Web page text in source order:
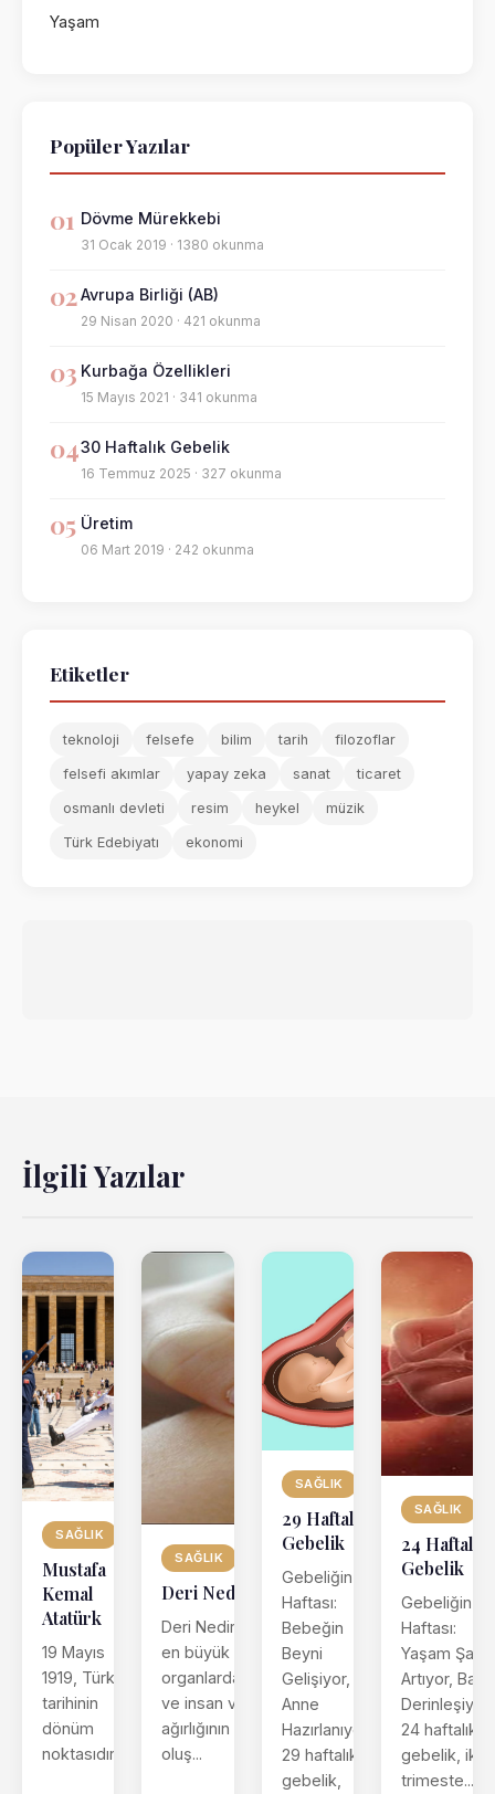
Yaşam
Popüler Yazılar
01 Dövme Mürekkebi
31 Ocak 2019 · 1380 okunma
02Avrupa Birliği (AB)
29 Nisan 2020 · 421 okunma
03 Kurbağa Özellikleri
15 Mayıs 2021 · 341 okunma
0430 Haftalık Gebelik
16 Temmuz 2025 · 327 okunma
05 Üretim
06 Mart 2019 · 242 okunma
Etiketler
teknoloji felsefe bilim tarih filozoflar
felsefi akımlar yapay zeka sanat ticaret
osmanlı devleti resim heykel müzik
Türk Edebiyatı ekonomi
İlgili Yazılar
SAĞLIK
Mustafa
Kemal
Atatürk
19 Mayıs
1919, Türk
tarihinin
dönüm
noktasıdır.
SAĞLIK
Deri Nedir?
Deri Nedir? Deri,
en büyük
organlardan biridir
ve insan vücut
ağırlığının %16’sını
oluş...
SAĞLIK
29 Haftalık
Gebelik
Gebeliğin 29.
Haftası:
Bebeğin
Beyni
Gelişiyor,
Anne
Hazırlanıyor
29 haftalık
gebelik,
SAĞLIK
24 Haftalık
Gebelik
Gebeliğin
Haftası:
Yaşam Şansı
Artıyor, Bağ
Derinleşiyor
24 haftalık
gebelik,
trimeste...